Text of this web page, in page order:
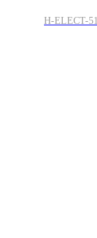
H-ELECT-